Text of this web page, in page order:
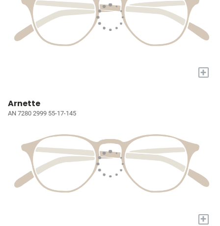
+
Arnette
AN 7280 2999 55-17-145
+